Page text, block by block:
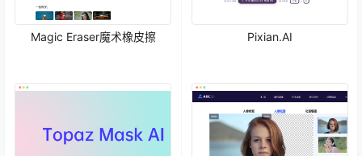
Magic Eraser魔术橡皮擦 Pixian.AI